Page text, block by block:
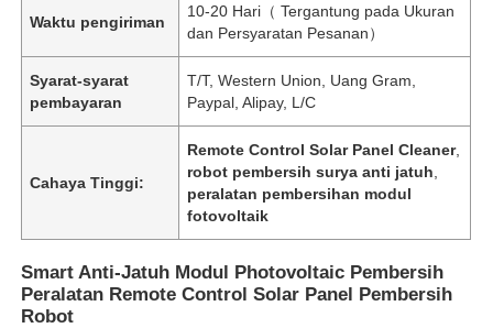
Waktu pengiriman
10-20 Hari（ Tergantung pada Ukuran
dan Persyaratan Pesanan）
Syarat-syarat
pembayaran
T/T, Western Union, Uang Gram,
Paypal, Alipay, L/C
Cahaya Tinggi:
Remote Control Solar Panel Cleaner,
robot pembersih surya anti jatuh
peralatan pembersihan modul
fotovoltaik
Smart Anti-Jatuh Modul Photovoltaic Pembersih
Peralatan Remote Control Solar Panel Pembersih
Robot